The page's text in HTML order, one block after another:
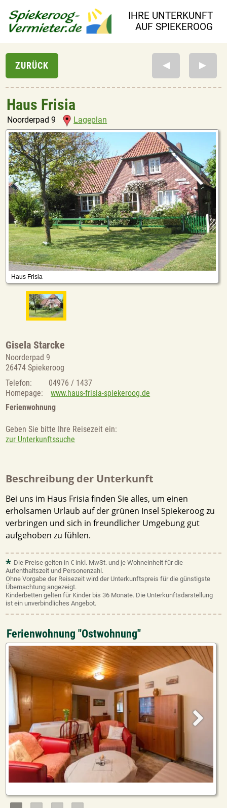
IHRE UNTERKUNFT
AUF SPIEKEROOG
Haus Frisia
Noorderpad 9 Lageplan
Gisela Starcke
Noorderpad 9
26474 Spiekeroog
Telefon:
04976 / 1437
Homepage:
www.haus-frisia-spiekeroog.de
Ferienwohnung
Geben Sie bitte Ihre Reisezeit ein:
zur Unterkunftssuche
Beschreibung der Unterkunft
Bei uns im Haus Frisia finden Sie alles, um einen
erholsamen Urlaub auf der grünen Insel Spiekeroog zu
verbringen und sich in freundlicher Umgebung gut
aufgehoben zu fühlen.
* Die Preise gelten in € inkl. MwSt. und je Wohneinheit für die
Aufenthaltszeit und Personenzahl.
Ohne Vorgabe der Reisezeit wird der Unterkunftspreis für die günstigste
Übernachtung angezeigt.
Kinderbetten gelten für Kinder bis 36 Monate. Die Unterkunftsdarstellung
ist ein unverbindliches Angebot.
Ferienwohnung "Ostwohnung"